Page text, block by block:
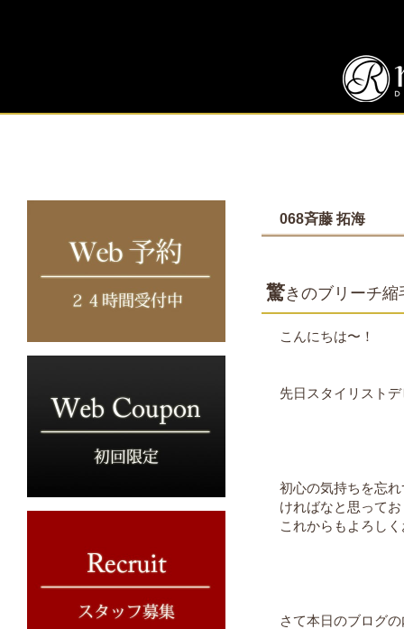
068斉藤 拓海
驚きのブリーチ縮
こんにちは〜！
先日スタイリスト
初心の気持ちを忘
ければなと思って
これからもよろし
さて本日のブログ